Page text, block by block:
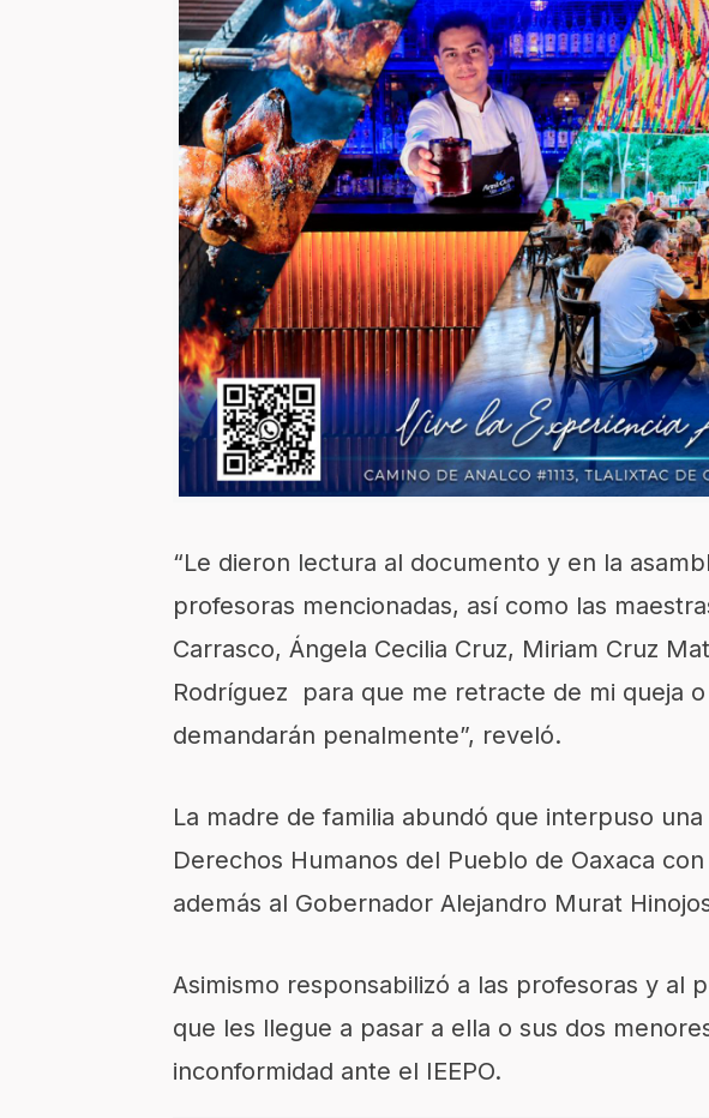
“Le dieron lectura al documento y en la
profesoras mencionadas, así como las
Carrasco, Ángela Cecilia Cruz, Miriam Cruz
Rodríguez para que me retracte de mi queja
demandarán penalmente”, reveló.
La madre de familia abundó que interpuso
Derechos Humanos del Pueblo de Oaxaca
además al Gobernador Alejandro Murat
Asimismo responsabilizó a las profesoras y al
que les llegue a pasar a ella o sus dos
inconformidad ante el IEEPO.